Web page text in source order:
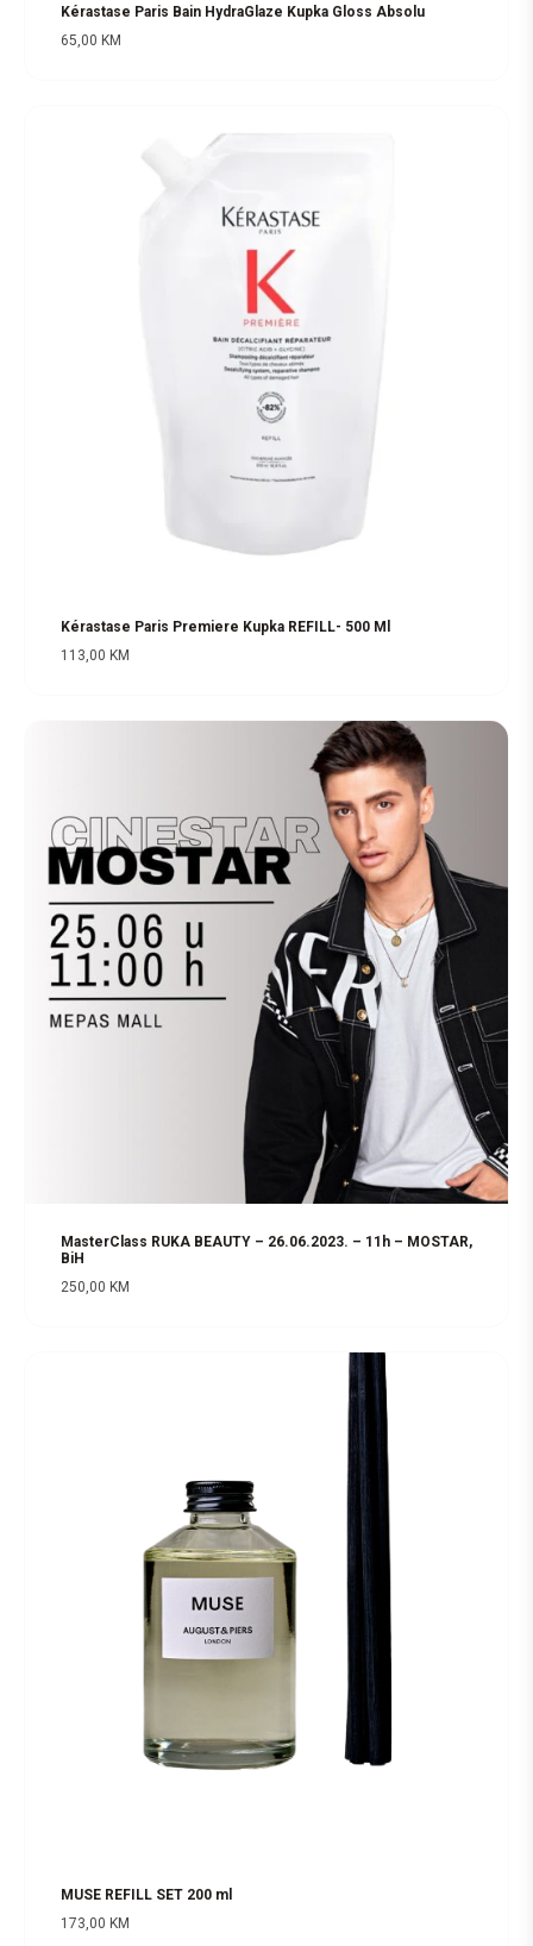
Kérastase Paris Bain HydraGlaze Kupka Gloss Absolu
65,00 KM
Kérastase Paris Premiere Kupka REFILL- 500 Ml
113,00 KM
MasterClass RUKA BEAUTY – 26.06.2023. – 11h – MOSTAR,
BiH
250,00 KM
MUSE REFILL SET 200 ml
173,00 KM